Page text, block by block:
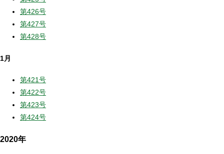
第426号
第427号
第428号
1月
第421号
第422号
第423号
第424号
2020年